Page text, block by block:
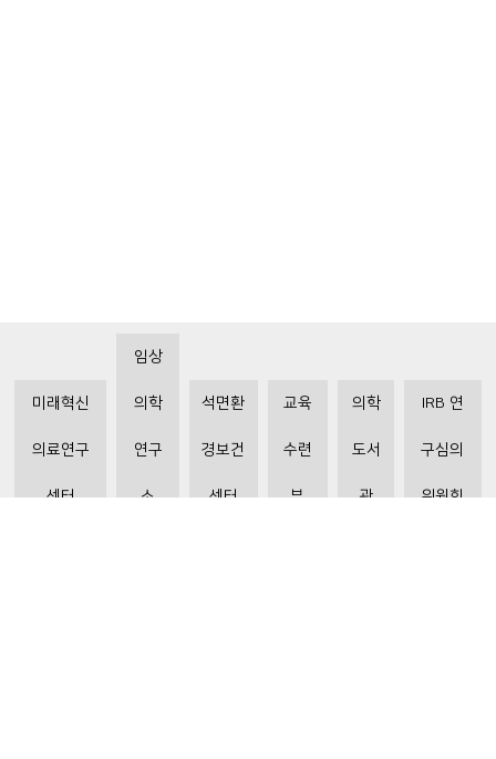
미래혁신
의료연구
센터
임상
의학
연구
소
석면환
경보건
센터
교육
수련
부
의학
도서
관
IRB 연
구심의
위원회